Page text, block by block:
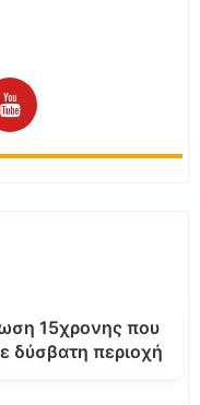
15χρονης που
δύσβατη περιοχή